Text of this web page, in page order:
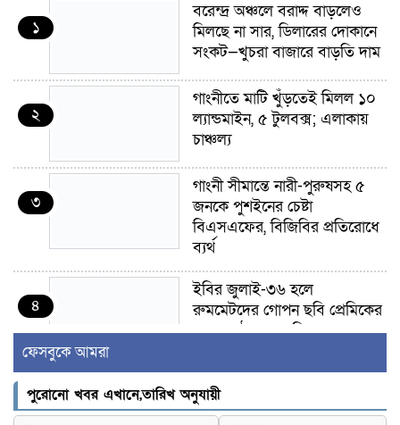
১
বরেন্দ্র অঞ্চলে বরাদ্দ বাড়লেও
মিলছে না সার, ডিলারের দোকানে
সংকট—খুচরা বাজারে বাড়তি দাম
২
গাংনীতে মাটি খুঁড়তেই মিলল ১০
ল্যান্ডমাইন, ৫ টুলবক্স; এলাকায়
চাঞ্চল্য
৩
গাংনী সীমান্তে নারী-পুরুষসহ ৫
জনকে পুশইনের চেষ্টা
বিএসএফের, বিজিবির প্রতিরোধে
ব্যর্থ
৪
ইবির জুলাই-৩৬ হলে
রুমমেটদের গোপন ছবি প্রেমিকের
কাছে পাঠানোর অভিযোগ, ক্ষোভ
৫
র‍্যাব বিলুপ্ত হয়ে এসআরবি,
থাকছে নাগরিক অভিযোগের নতুন
ফেসবুকে আমরা
পুরোনো খবর এখানে,তারিখ অনুযায়ী